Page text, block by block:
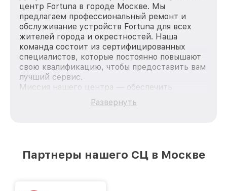
центр Fortuna в городе Москве. Мы
предлагаем профессиональный ремонт и
обслуживание устройств Fortuna для всех
жителей города и окрестностей. Наша
команда состоит из сертифицированных
специалистов, которые постоянно повышают
свою квалификацию, чтобы предоставить вам
лучший сервис.
Миссия нашего центра — обеспечить
качественный и доступный ремонт для
каждого пользователя продукции Fortuna, вне
лучшим сервисным центром Fortuna в городе
Развернуть
Партнеры нашего СЦ в Москве